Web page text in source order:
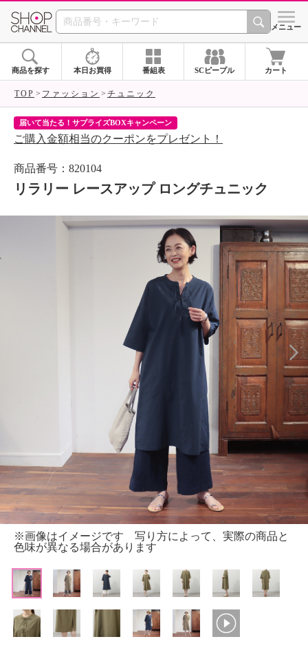
SHOP CHANNEL シメニュー
商品を探す 本日お買得 番組表 SCピープル カート
TOP ファッション チュニック
届いて当たる！サプライズBOXキャンペーン
ご購入金額相当のクーポンをプレゼント！
商品番号：820104
リラリー レースアップ ロングチュニック
※画像はイメージです 写り方によって、実際の商品と
色味が異なる場合があります